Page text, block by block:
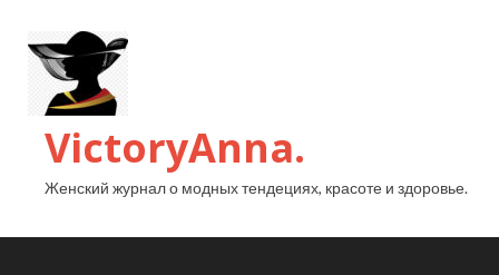
VictoryAnna.
Женский журнал о модных тендециях, красоте и здоровье.